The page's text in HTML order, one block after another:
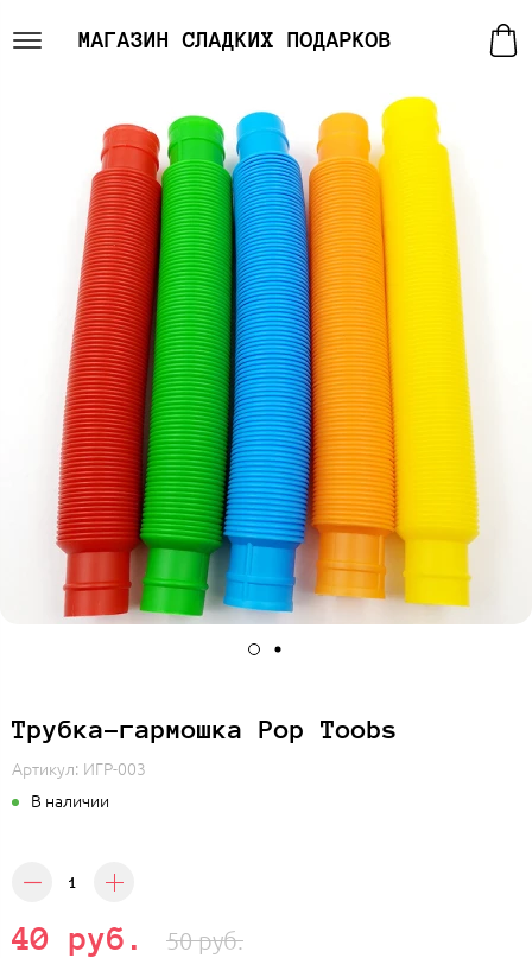
МАГАЗИН СЛАДКИХ ПОДАРКОВ
Трубка-гармошка Pop Toobs
Артикул: ИГР-003
В наличии
40 руб. 50 руб.